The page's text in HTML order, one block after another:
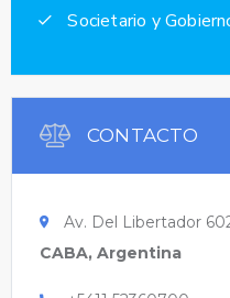
Societario y
CONTACTO
Av. Del Libertador
CABA, Argentina